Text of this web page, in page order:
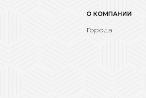
О КОМПАНИИ
Города